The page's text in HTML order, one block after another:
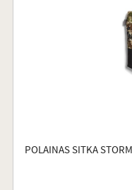
POLAINAS SITKA